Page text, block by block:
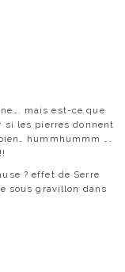
mais est-ce que
si les pierres donnent
hummhummm ….
? effet de Serre
sous gravillon dans